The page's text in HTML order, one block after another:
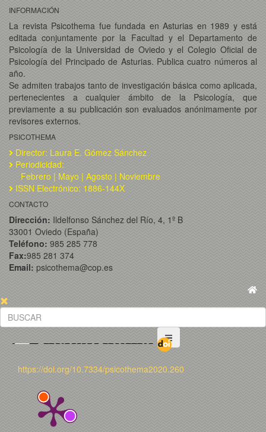
INFORMACIÓN
La revista Psicothema fue fundada en Asturias en 1989 y está
editada conjuntamente por la Facultad y el Departamento de
Psicología de la Universidad de Oviedo y el Colegio Oficial de
Psicología del Principado de Asturias. Publica cuatro números al
año.
Se admiten trabajos tanto de investigación básica como aplicada,
pertenecientes a cualquier ámbito de la Psicología, que
previamente a su publicación son evaluados anónimamente por
revisores externos.
PSICOTHEMA
Director: Laura E. Gómez Sánchez
Periodicidad:
Febrero | Mayo | Agosto | Noviembre
ISSN Electrónico: 1886-144X
CONTACTO
Dirección: Ildelfonso Sánchez del Río, 4, 1º B
33001 Oviedo (España)
Teléfono: 985 285 778
Fax:985 281 374
Email: psicothema@cop.es
https://doi.org/10.7334/psicothema2020.260